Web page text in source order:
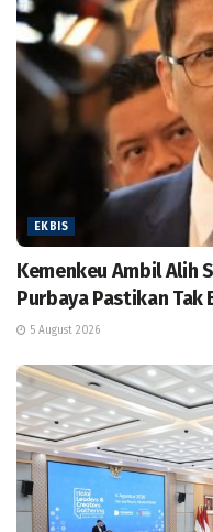
EKBIS
Kemenkeu Ambil Alih
Purbaya Pastikan Tak
5 August 2026